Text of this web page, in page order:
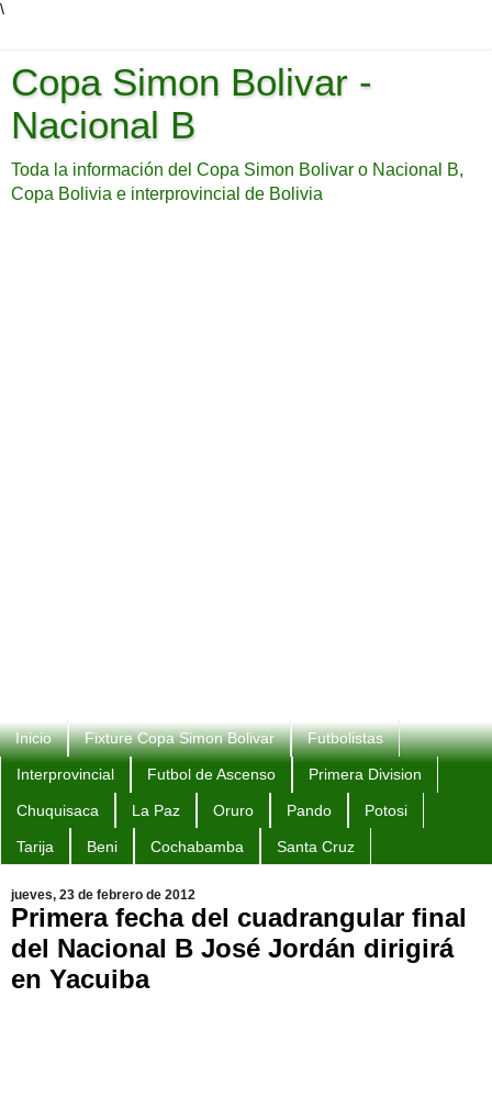
\
Copa Simon Bolivar -
Nacional B
Toda la información del Copa Simon Bolivar o Nacional B,
Copa Bolivia e interprovincial de Bolivia
Inicio Fixture Copa Simon Bolivar Futbolistas
Interprovincial Futbol de Ascenso Primera Division
Chuquisaca La Paz Oruro Pando Potosi
Tarija Beni Cochabamba Santa Cruz
jueves, 23 de febrero de 2012
Primera fecha del cuadrangular final
del Nacional B José Jordán dirigirá
en Yacuiba